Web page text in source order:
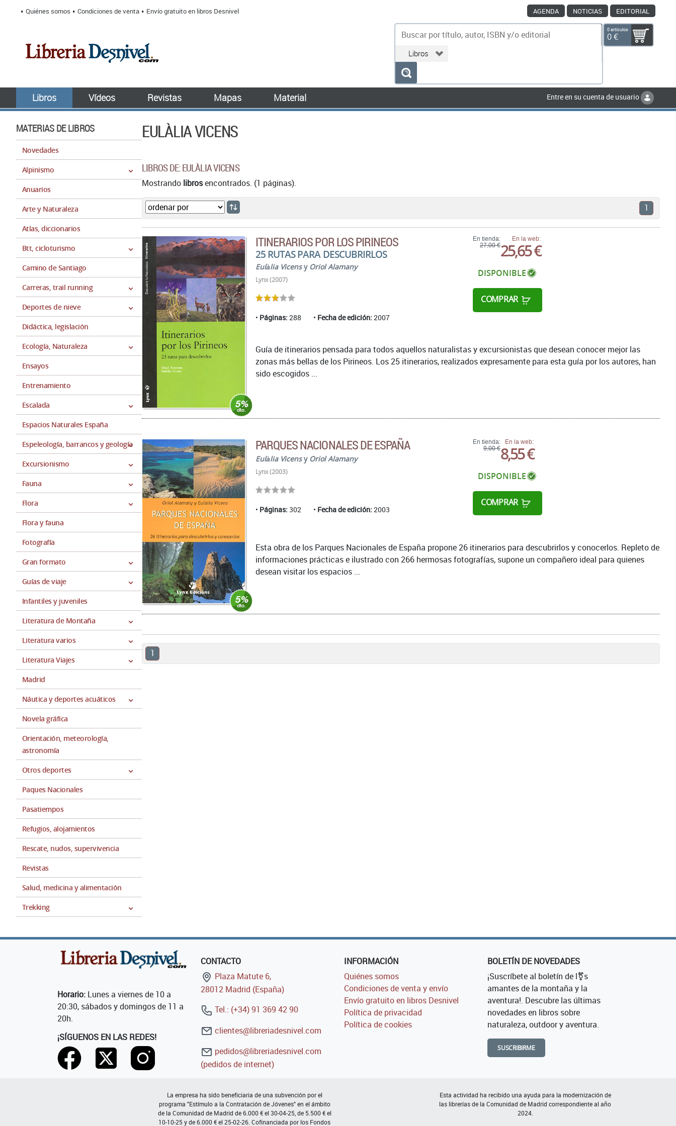
Quiénes somos Condiciones de venta Envío gratuito en libros Desnivel AGENDA NOTICIAS EDITORIAL
0 artículos
0 €
Libros Vídeos Revistas Mapas Material Entre en su cuenta de usuario
MATERIAS DE LIBROS
Novedades
Alpinismo
Anuarios
Arte y Naturaleza
Atlas, diccionarios
Btt, cicloturismo
Camino de Santiago
Carreras, trail running
Deportes de nieve
Didáctica, legislación
Ecología, Naturaleza
Ensayos
Entrenamiento
Escalada
Espacios Naturales España
Espeleología, barrancos y geología
Excursionismo
Fauna
Flora
Flora y fauna
Fotografía
Gran formato
Guías de viaje
Infantiles y juveniles
Literatura de Montaña
Literatura varios
Literatura Viajes
Madrid
Náutica y deportes acuáticos
Novela gráfica
Orientación, meteorología,
astronomía
Otros deportes
Paques Nacionales
Pasatiempos
Refugios, alojamientos
Rescate, nudos, supervivencia
Revistas
Salud, medicina y alimentación
Trekking
EULÀLIA VICENS
LIBROS DE: EULÀLIA VICENS
Mostrando librosencontrados. (1 páginas).
1
ITINERARIOS POR LOS PIRINEOS
25 RUTAS PARA DESCUBRIRLOS
Eulàlia Vicensy Oriol Alamany
Lynx (2007)
Páginas: 288 Fecha de edición: 2007
En tienda:
27,00 €
En la web:
25,65 €
DISPONIBLE
COMPRAR
Guía de itinerarios pensada para todos aquellos naturalistas y excursionistas que desean conocer mejor las
zonas más bellas de los Pirineos. Los 25 itinerarios, realizados expresamente para esta guía por los autores, han
sido escogidos ...
PARQUES NACIONALES DE ESPAÑA
Eulàlia Vicensy Oriol Alamany
Lynx (2003)
Páginas: 302 Fecha de edición: 2003
En tienda:
9,00 €
En la web:
8,55 €
DISPONIBLE
COMPRAR
Esta obra de los Parques Nacionales de España propone 26 itinerarios para descubrirlos y conocerlos. Repleto de
informaciones prácticas e ilustrado con 266 hermosas fotografías, supone un compañero ideal para quienes
desean visitar los espacios ...
1
Horario: Lunes a viernes de 10 a
20:30, sábados y domingos de 11 a
20h.
¡SÍGUENOS EN LAS REDES!
CONTACTO
Plaza Matute 6,
28012 Madrid (España)
Tel.: (+34) 91 369 42 90
clientes@libreriadesnivel.com
pedidos@libreriadesnivel.com
(pedidos de internet)
INFORMACIÓN
Quiénes somos
Condiciones de venta y envío
Envío gratuito en libros Desnivel
Política de privacidad
Política de cookies
BOLETÍN DE NOVEDADES
¡Suscríbete al boletín de l⚧s
amantes de la montaña y la
aventura!. Descubre las últimas
novedades en libros sobre
naturaleza, outdoor y aventura.
SUSCRIBIRME
La empresa ha sido beneficiaria de una subvención por el
programa "Estímulo a la Contratación de Jóvenes" en el ámbito
de la Comunidad de Madrid de 6.000 € el 30-04-25, de 5.500 € el
10-10-25 y de 6.000 € el 25-02-26. Cofinanciada por los Fondos
Esta actividad ha recibido una ayuda para la modernización de
las librerías de la Comunidad de Madrid correspondiente al año
2024.